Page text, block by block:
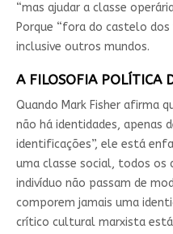
“mas ajudar a classe
Porque “fora do castelo
inclusive outros mundos.
A FILOSOFIA POLÍTICA
Quando Mark Fisher afirma
não há identidades, apenas
identificações”, ele está
uma classe social, todos os
indivíduo não passam de
comporem jamais uma
crítico cultural marxista